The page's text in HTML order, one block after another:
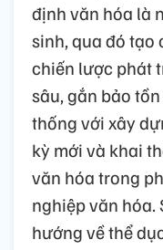
định văn hóa là
sinh, qua đó tạo
chiến lược phát
sâu, gắn bảo
thống với xây
kỳ mới và khai
văn hóa trong
nghiệp văn hóa.
hướng về thể